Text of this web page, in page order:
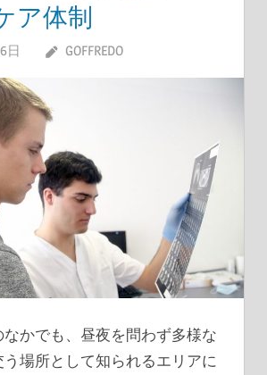
ア体制
日 GOFFREDO
かでも、昼夜を問わず多様な
う場所として知られるエリアに